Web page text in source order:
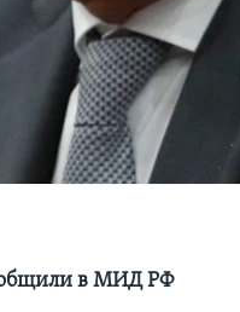
в МИД РФ